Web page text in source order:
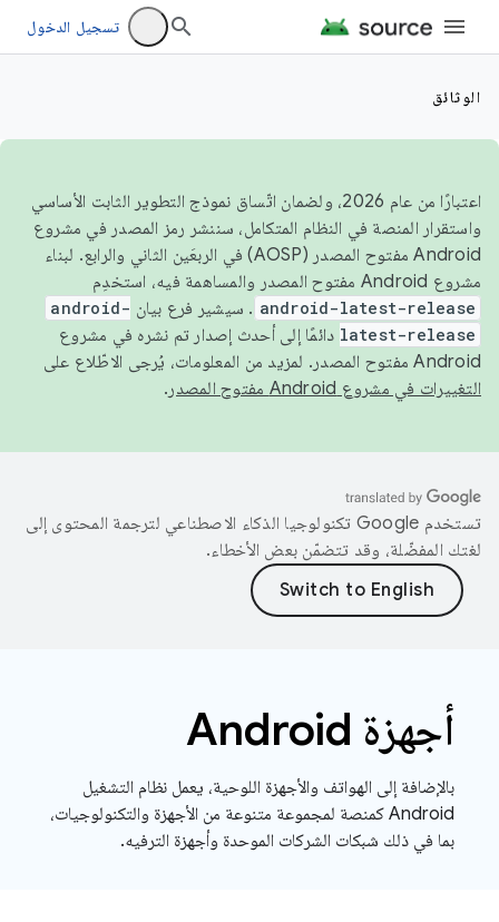
تسجيل الدخول
الوثائق
اعتبارًا من عام 2026، ولضمان اتّساق نموذج التطوير الثابت الأساسي
واستقرار المنصة في النظام المتكامل، سننشر رمز المصدر في مشروع
Android مفتوح المصدر (AOSP) في الربعَين الثاني والرابع. لبناء
مشروع Android مفتوح المصدر والمساهمة فيه، استخدِم
android-latest-release . سيشير فرع بيان android-
latest-release دائمًا إلى أحدث إصدار تم نشره في مشروع
Android مفتوح المصدر. لمزيد من المعلومات، يُرجى الاطّلاع على
التغييرات في مشروع Android مفتوح المصدر
.
تستخدم Google تكنولوجيا الذكاء الاصطناعي لترجمة المحتوى إلى
لغتك المفضّلة، وقد تتضمّن بعض الأخطاء.
أجهزة Android
بالإضافة إلى الهواتف والأجهزة اللوحية، يعمل نظام التشغيل
Android كمنصة لمجموعة متنوعة من الأجهزة والتكنولوجيات،
بما في ذلك شبكات الشركات الموحدة وأجهزة الترفيه.